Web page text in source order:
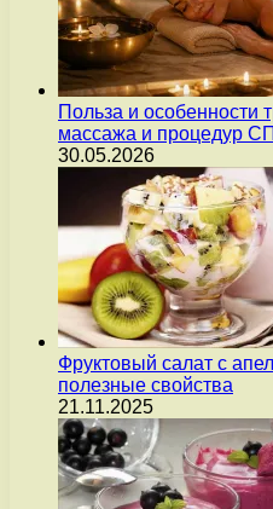
Польза и особенности
массажа и процедур
30.05.2026
Фруктовый салат с
полезные свойства
21.11.2025